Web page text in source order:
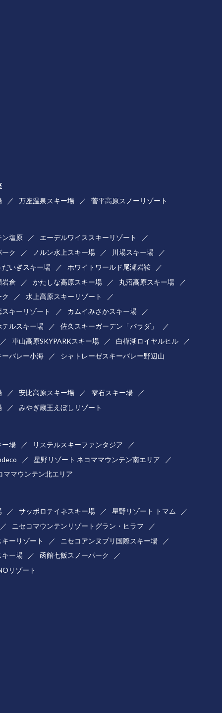
万座温泉スキー場 菅平高原スノーリゾート
ン塩原
エーデルワイススキーリゾート
ク
ノルン水上スキー場
川場スキー場
いぎスキー場
ホワイトワールド尾瀬岩鞍
岩倉
かたしな高原スキー場
丸沼高原スキー場
水上高原スキーリゾート
キーリゾート
カムイみさかスキー場
ルスキー場
佐久スキーガーデン「パラダ」
車山高原SKYPARKスキー場
白樺湖ロイヤルヒル
バレー小海
シャトレーゼスキーバレー野辺山
安比高原スキー場
雫石スキー場
みやぎ蔵王えぼしリゾート
ー場
リステルスキーファンタジア
星野リゾート ネコママウンテン南エリア
ママウンテン北エリア
サッポロテイネスキー場
星野リゾート トマム
ニセコマウンテンリゾートグラン・ヒラフ
ーリゾート
ニセコアンヌプリ国際スキー場
キー場
函館七飯スノーパーク
リゾート